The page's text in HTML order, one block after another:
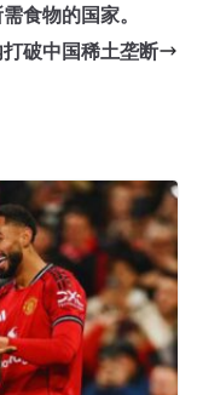
食物的国家。
破中国稀土垄断